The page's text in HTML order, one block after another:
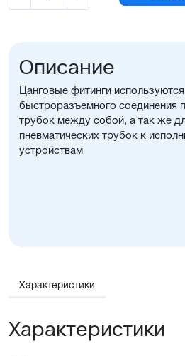
Описание
Цанговые фитинги
быстроразъемного соединения
трубок между собой, а так же
пневматических трубок к
устройствам
Характеристики
Характеристики